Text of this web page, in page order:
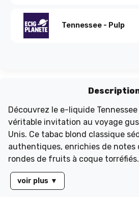
Tennessee - Pulp
Découvrez le e-liquide
véritable invitation au voyage
Unis. Ce tabac blond classique
authentiques, enrichies de notes
rondes de fruits à coque
amateurs de classic blond, cet e-
expérience gourmande à
voir plus ▼